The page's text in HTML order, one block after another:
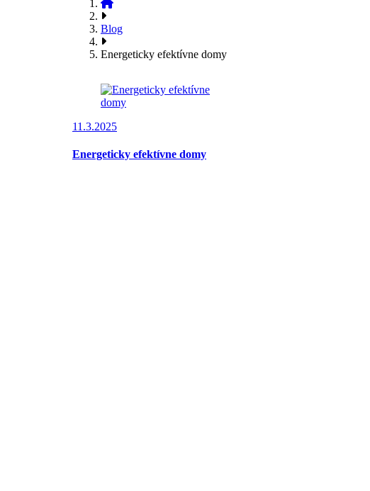
Blog
Energeticky efektívne domy
11.3.2025
Energeticky efektívne domy